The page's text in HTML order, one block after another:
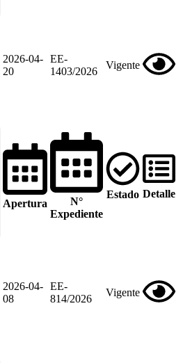
2026-04-
20
EE-
1403/2026
Vigente
Apertura
N°
Expediente
Estado Detalle
2026-04-
08
EE-
814/2026
Vigente